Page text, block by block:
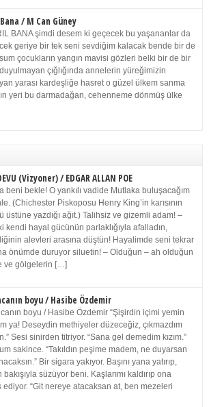
Bana / M Can Güney
BANA şimdi desem ki geçecek bu yaşananlar da
geriye bir tek seni sevdiğim kalacak bende bir de
çocukların yangın mavisi gözleri belki bir de bir
çığlığında annelerin yüreğimizin
yarası kardeşliğe hasret o güzel ülkem sanma
yeri bu darmadağan, cehenneme dönmüş ülke
(Vizyoner) / EDGAR ALLAN POE
beni bekle! O yankılı vadide Mutlaka buluşacağım
(Chichester Piskoposu Henry King’in karısının
üstüne yazdığı ağıt.) Talihsiz ve gizemli adam! –
kendi hayal gücünün parlaklığıyla afalladın,
alevleri arasına düştün! Hayalimde seni tekrar
önümde duruyor siluetin! – Olduğun – ah olduğun
ve gölgelerin […]
boyu / Hasibe Özdemir
boyu / Hasibe Özdemir “Şişirdin içimi yemin
ya! Deseydin methiyeler düzeceğiz, çıkmazdım
Sesi sinirden titriyor. “Sana gel demedim kızım.”
sakince. “Takıldın peşime madem, ne duyarsan
Bir sigara yakıyor. Başını yana yatırıp,
süzüyor beni. Kaşlarımı kaldırıp ona
ediyor. “Git nereye atacaksan at, ben mezeleri